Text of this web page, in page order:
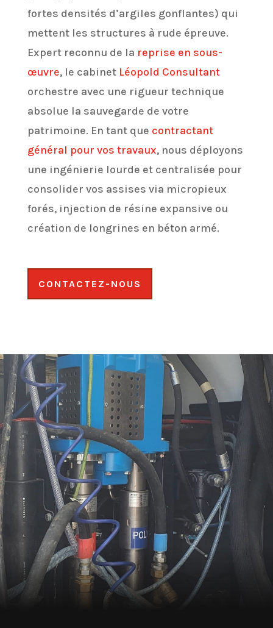
fortes densités d’argiles gonflantes) qui
mettent les structures à rude épreuve.
Expert reconnu de la reprise en sous-
œuvre, le cabinet Léopold Consultant
orchestre avec une rigueur technique
absolue la sauvegarde de votre
patrimoine. En tant que contractant
général pour vos travaux, nous déployons
une ingénierie lourde et centralisée pour
consolider vos assises via micropieux
forés, injection de résine expansive ou
création de longrines en béton armé.
CONTACTEZ-NOUS